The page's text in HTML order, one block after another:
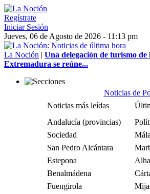
Regístrate
Iniciar Sesión
Jueves, 06 de Agosto de 2026 - 11:13 pm
La Noción | Una delegación de turismo de
Extremadura se reúne...
Noticias de
Noticias más leídas
Andalucía (provincias)
Sociedad
San Pedro Alcántara
Estepona
Benalmádena
Fuengirola